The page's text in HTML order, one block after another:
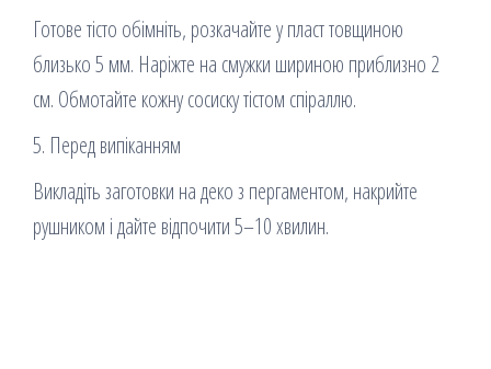
Готове тісто обімніть, розкачайте у пласт товщиною
близько 5 мм. Наріжте на смужки шириною приблизно 2
см. Обмотайте кожну сосиску тістом спіраллю.
5. Перед випіканням
Викладіть заготовки на деко з пергаментом, накрийте
рушником і дайте відпочити 5–10 хвилин.